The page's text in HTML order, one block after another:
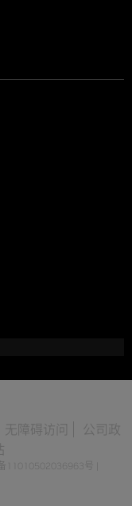
无障碍访问
公司政
11010502036963号